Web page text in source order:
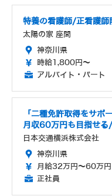
特養の看護師/正看護師
太陽の家 座間
神奈川県
時給1,800円～
アルバイト・パート
「二種免許取得をサ
月収60万円も目指せ
日本交通横浜株式会社
神奈川県
月給32万円～60万円
正社員